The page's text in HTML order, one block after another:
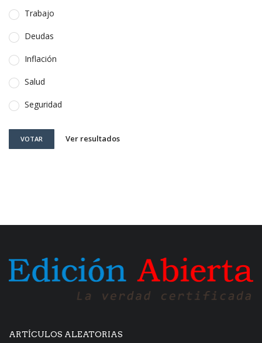
Trabajo
Deudas
Inflación
Salud
Seguridad
VOTAR Ver resultados
ARTÍCULOS ALEATORIAS